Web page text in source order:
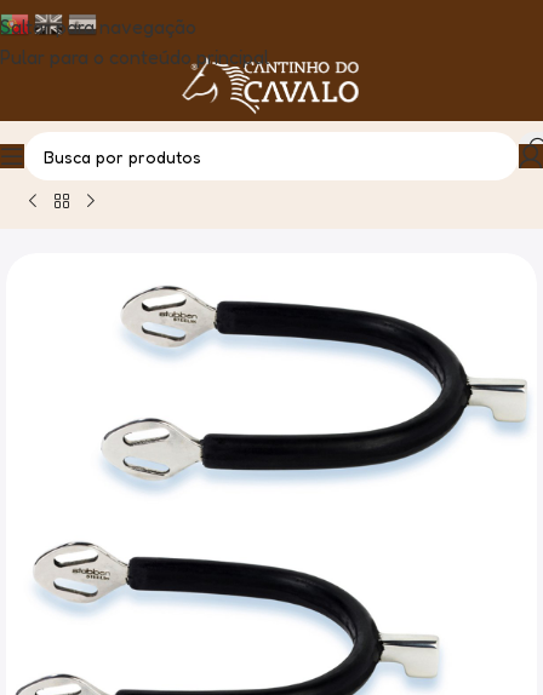
Saltar para navegação
Pular para o conteúdo principal
Casa Produto Esporas Unisex Forradas Pua Martelo 20mm